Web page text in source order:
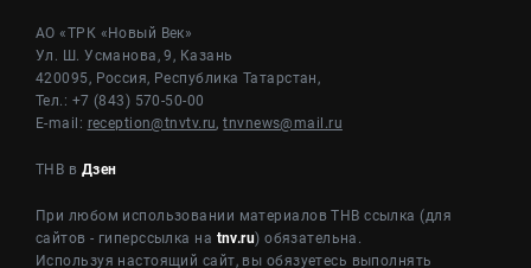
АО «ТРК «Новый Век»
Ул. Ш. Усманова, 9, Казань
420095, Россия, Республика Татарстан,
Тел.: +7 (843) 570-50-00
E-mail: reception@tnvtv.ru,tnvnews@mail.ru
ТНВ в Дзен
При любом использовании материалов ТНВ ссылка (для
сайтов - гиперссылка на tnv.ru) обязательна.
Используя настоящий сайт, вы обязуетесь выполнять